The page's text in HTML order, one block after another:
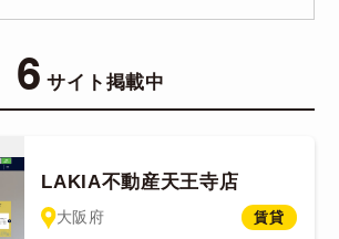
6 サイト掲載中
LAKIA不動産天王寺店
大阪府 賃貸